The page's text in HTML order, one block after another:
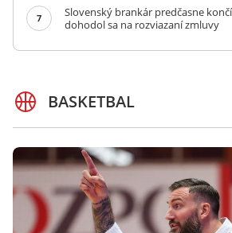
7
Slovenský brankár predčasne
dohodol sa na rozviazaní zmluvy
BASKETBAL